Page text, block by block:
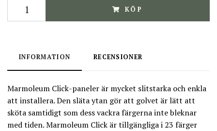
KÖP
INFORMATION RECENSIONER
Marmoleum Click-paneler är mycket slitstarka och enkla
att installera. Den släta ytan gör att golvet är lätt att
sköta samtidigt som dess vackra färgerna inte bleknar
med tiden. Marmoleum Click är tillgängliga i 23 färger